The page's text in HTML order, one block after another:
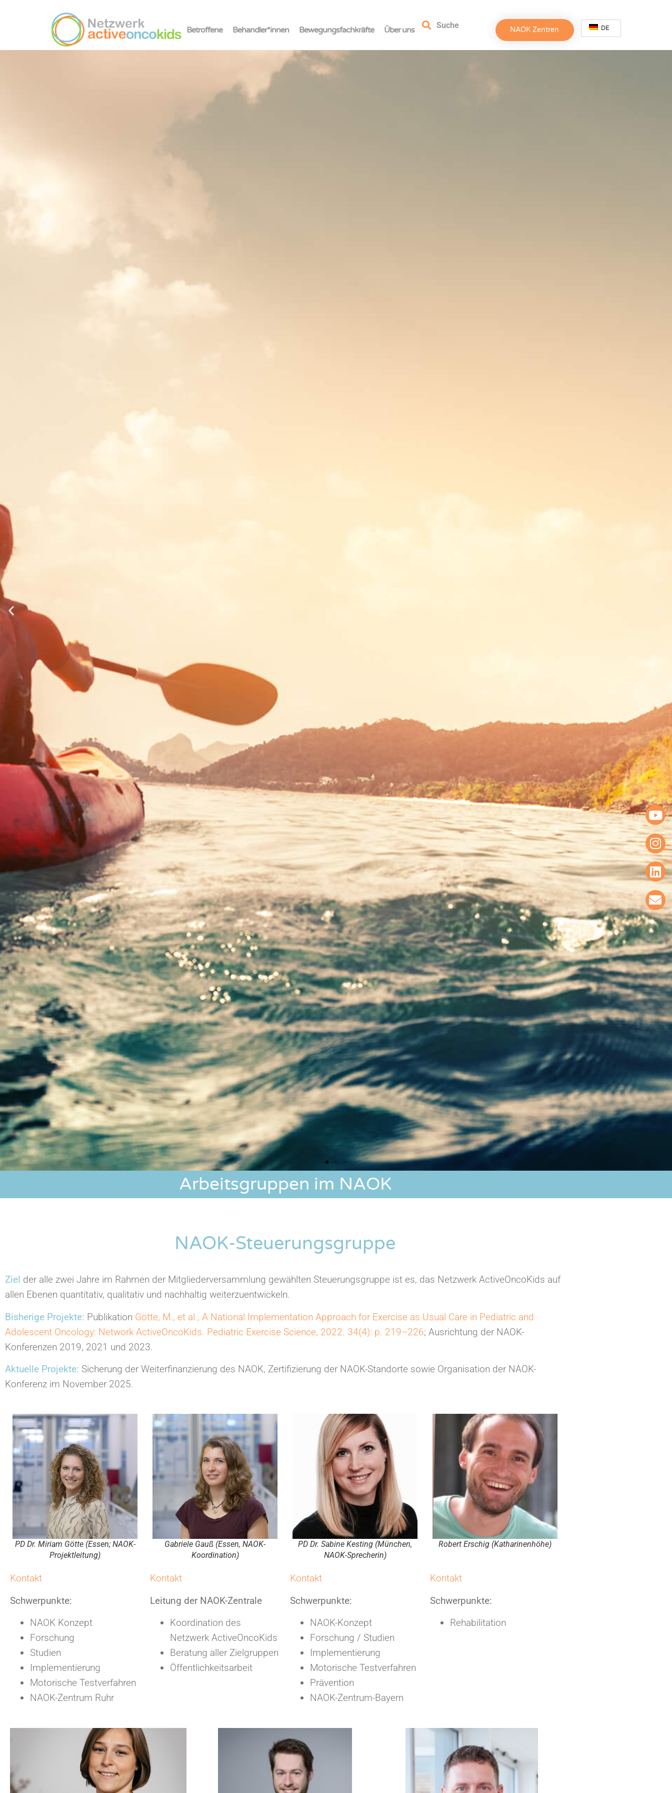
Betroffene Behandler*innen Bewegungsfachkräfte Über uns Suche NAOK Zentren DE
Arbeitsgruppen im NAOK
NAOK-Steuerungsgruppe
Ziel der alle zwei Jahre im Rahmen der Mitgliederversammlung gewählten Steuerungsgruppe ist es, das Netzwerk ActiveOncoKids auf
allen Ebenen quantitativ, qualitativ und nachhaltig weiterzuentwickeln.
Bisherige Projekte: Publikation Götte, M., et al., A National Implementation Approach for Exercise as Usual Care in Pediatric and
Adolescent Oncology: Network ActiveOncoKids. Pediatric Exercise Science, 2022. 34(4): p. 219–226; Ausrichtung der NAOK-
Konferenzen 2019, 2021 und 2023.
Aktuelle Projekte: Sicherung der Weiterfinanzierung des NAOK, Zertifizierung der NAOK-Standorte sowie Organisation der NAOK-
Konferenz im November 2025.
PD Dr. Miriam Götte (Essen; NAOK-
Projektleitung)
Gabriele Gauß (Essen, NAOK-
Koordination)
PD Dr. Sabine Kesting (München,
NAOK-Sprecherin)
Robert Erschig (Katharinenhöhe)
Kontakt
Schwerpunkte:
NAOK Konzept
Forschung
Studien
Implementierung
Motorische Testverfahren
NAOK-Zentrum Ruhr
Kontakt
Leitung der NAOK-Zentrale
Koordination des
Netzwerk ActiveOncoKids
Beratung aller Zielgruppen
Öffentlichkeitsarbeit
Kontakt
Schwerpunkte:
NAOK-Konzept
Forschung / Studien
Implementierung
Motorische Testverfahren
Prävention
NAOK-Zentrum-Bayern
Kontakt
Schwerpunkte:
Rehabilitation